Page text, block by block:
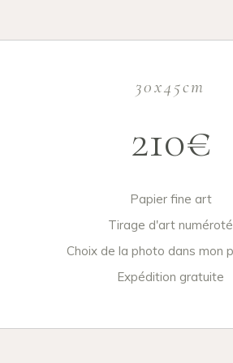
30x45cm
210€
Papier fine art
Tirage d'art numéroté
Choix de la photo dans mon
Expédition gratuite